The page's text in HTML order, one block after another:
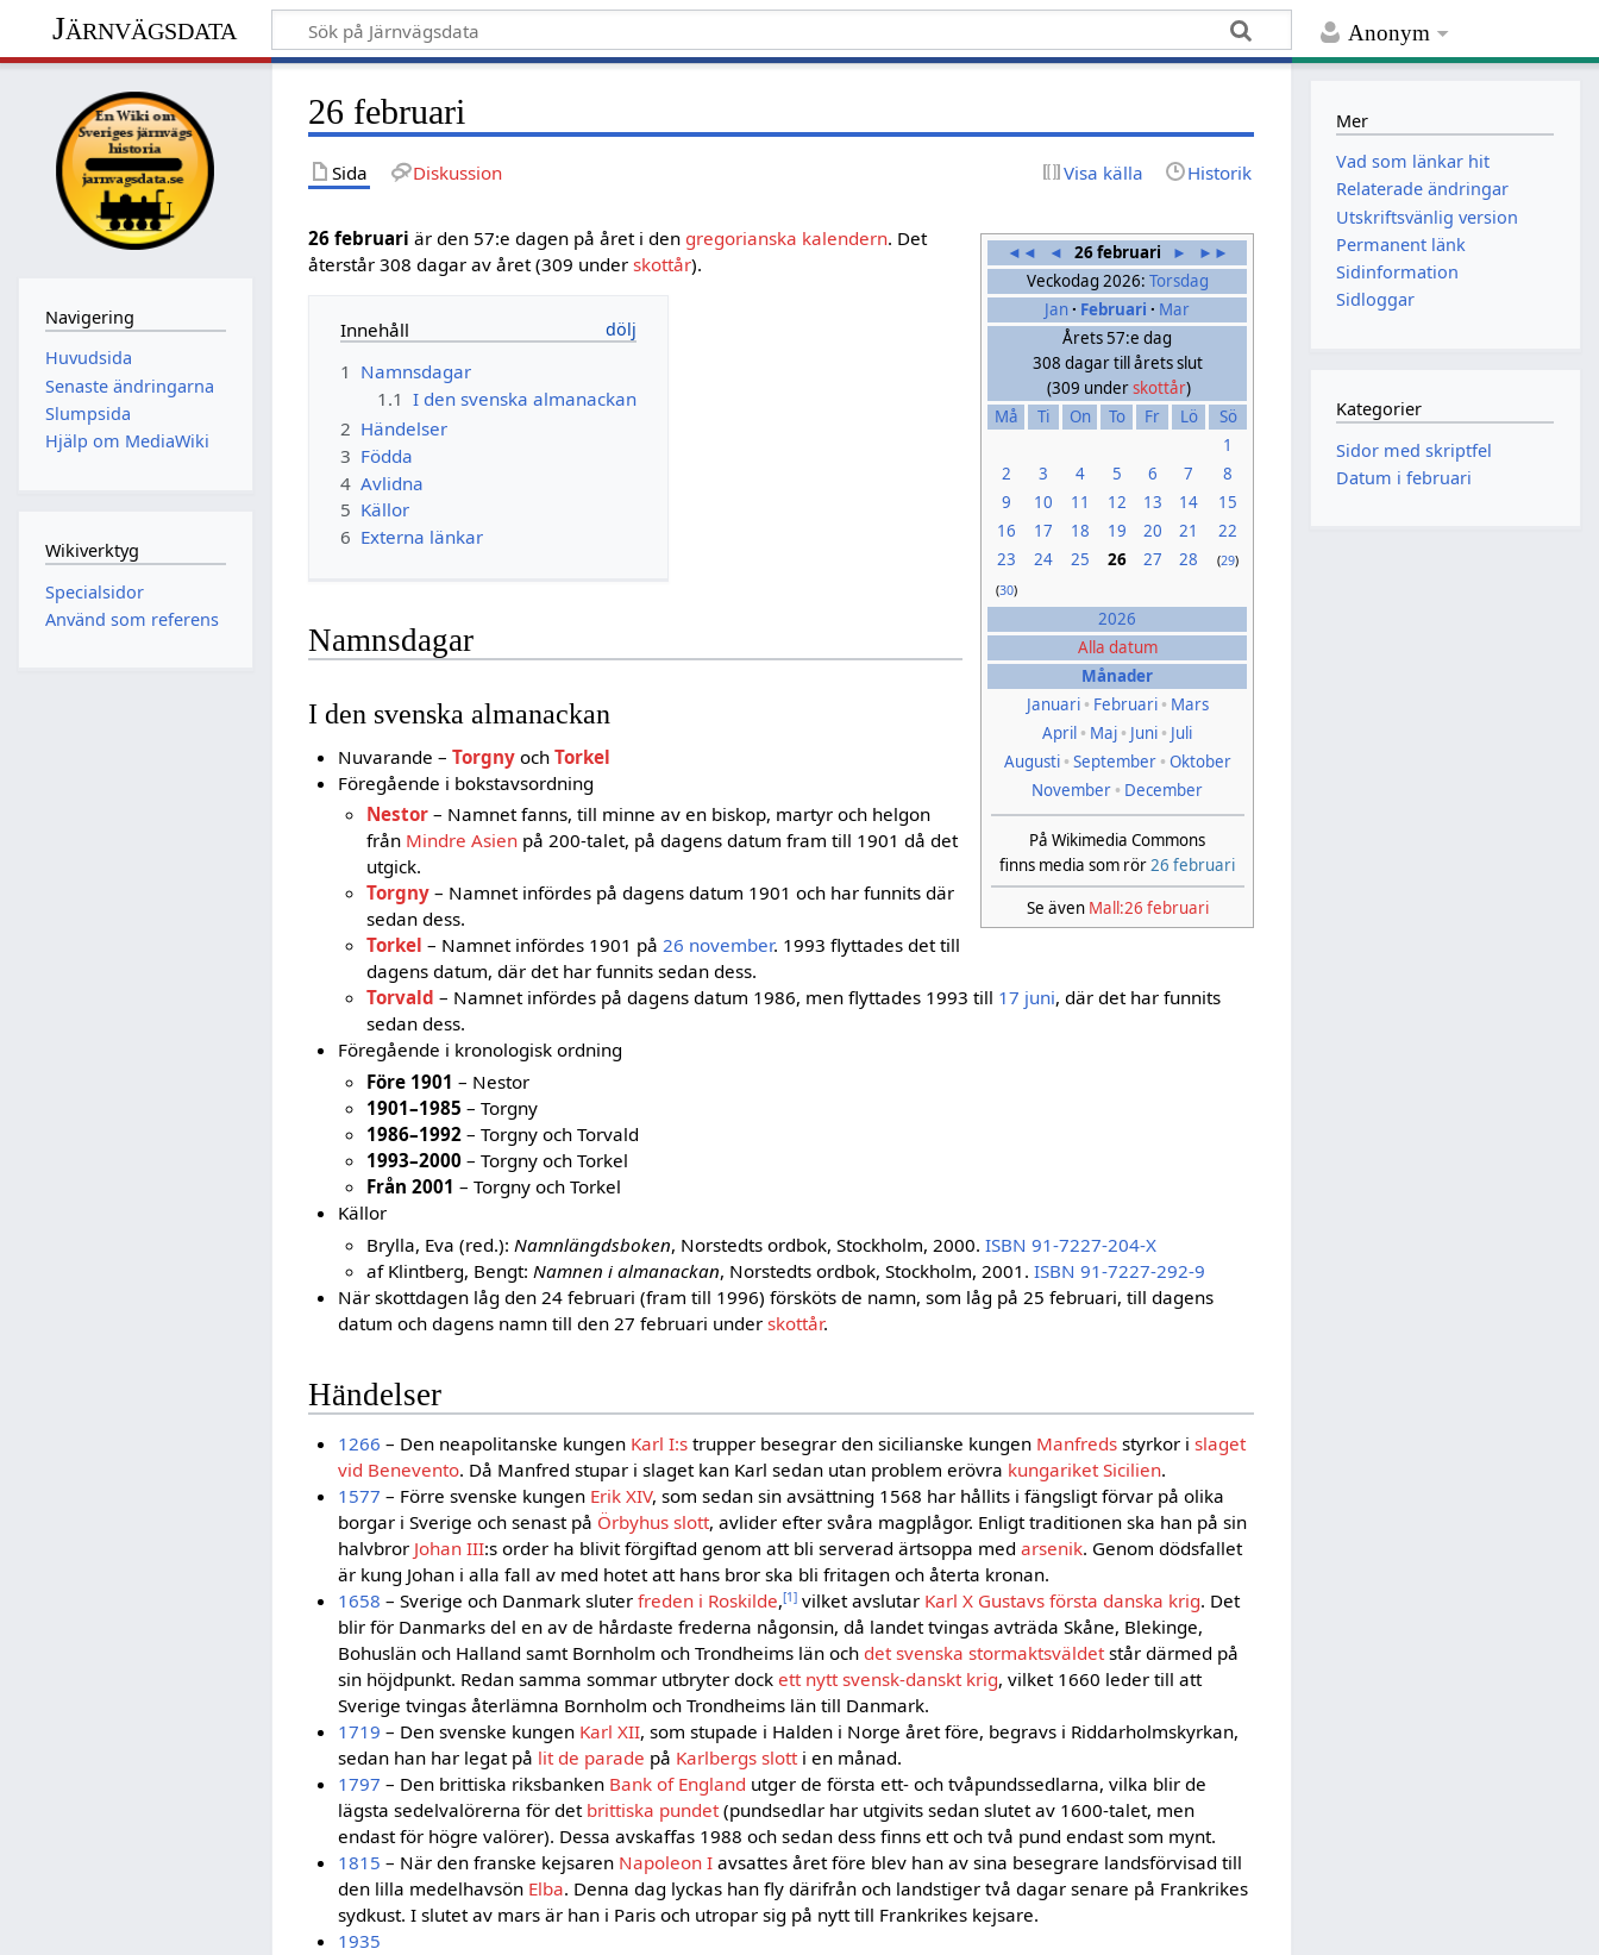
Anonym
Järnvägsdata
26 februari
Sida Diskussion Visa källa Historik
◄◄ ◄ 26 februari ►
►►
Veckodag 2026: Torsdag
Jan · Februari · Mar
Årets 57:e dag
308 dagar till årets slut
(309 underskottår)
Må
Ti On To Fr Lö
Sö
1
2
3 4 5 6 7
8
9
10 11 12 13 14
15
16
17 18 19 20 21
22
23
24 25 26 27 28 (29)
(30)
2026
Alla datum
Månader
Januari • Februari • Mars
April • Maj • Juni • Juli
Augusti • September • Oktober
November • December
På Wikimedia Commons
finns media som rör26 februari
Se även Mall:26 februari
26 februari är den 57:e dagen på året i den gregorianska kalendern. Det
återstår 308 dagar av året (309 underskottår).
Innehåll
1 Namnsdagar
1.1 I den svenska almanackan
2 Händelser
3 Födda
4 Avlidna
5 Källor
6 Externa länkar
Namnsdagar
I den svenska almanackan
Nuvarande – Torgnyoch Torkel
Föregående i bokstavsordning
Nestor – Namnet fanns, till minne av en biskop, martyr och helgon
från Mindre Asien på 200-talet, på dagens datum fram till 1901 då det
utgick.
Torgny – Namnet infördes på dagens datum 1901 och har funnits där
sedan dess.
Torkel – Namnet infördes 1901 på 26 november. 1993 flyttades det till
dagens datum, där det har funnits sedan dess.
Torvald – Namnet infördes på dagens datum 1986, men flyttades 1993 till 17 juni, där det har funnits
sedan dess.
Föregående i kronologisk ordning
Före 1901 – Nestor
1901–1985 – Torgny
1986–1992 – Torgny och Torvald
1993–2000 – Torgny och Torkel
Från 2001 – Torgny och Torkel
Källor
Brylla, Eva (red.): Namnlängdsboken, Norstedts ordbok, Stockholm, 2000. ISBN 91-7227-204-X
af Klintberg, Bengt: Namnen i almanackan, Norstedts ordbok, Stockholm, 2001. ISBN 91-7227-292-9
När skottdagen låg den 24 februari (fram till 1996) försköts de namn, som låg på 25 februari, till dagens
datum och dagens namn till den 27 februari under skottår.
Händelser
1266 – Den neapolitanske kungen Karl I:strupper besegrar den sicilianske kungen Manfredsstyrkor i slaget
vid Benevento. Då Manfred stupar i slaget kan Karl sedan utan problem erövra kungariket Sicilien.
1577 – Förre svenske kungen Erik XIV, som sedan sin avsättning 1568 har hållits i fängsligt förvar på olika
borgar i Sverige och senast på Örbyhus slott, avlider efter svåra magplågor. Enligt traditionen ska han på sin
halvbror Johan III:s order ha blivit förgiftad genom att bli serverad ärtsoppa med arsenik. Genom dödsfallet
är kung Johan i alla fall av med hotet att hans bror ska bli fritagen och återta kronan.
1658 – Sverige och Danmark sluter freden i Roskilde,[1]vilket avslutar Karl X Gustavs första danska krig. Det
blir för Danmarks del en av de hårdaste frederna någonsin, då landet tvingas avträda Skåne, Blekinge,
Bohuslän och Halland samt Bornholm och Trondheims län och det svenska stormaktsväldetstår därmed på
sin höjdpunkt. Redan samma sommar utbryter dock ett nytt svensk-danskt krig, vilket 1660 leder till att
Sverige tvingas återlämna Bornholm och Trondheims län till Danmark.
1719 – Den svenske kungen Karl XII, som stupade i Halden i Norge året före, begravs i Riddarholmskyrkan,
sedan han har legat på lit de parade på Karlbergs slotti en månad.
1797 – Den brittiska riksbanken Bank of England utger de första ett- och tvåpundssedlarna, vilka blir de
lägsta sedelvalörerna för det brittiska pundet(pundsedlar har utgivits sedan slutet av 1600-talet, men
endast för högre valörer). Dessa avskaffas 1988 och sedan dess finns ett och två pund endast som mynt.
1815 – När den franske kejsaren Napoleon Iavsattes året före blev han av sina besegrare landsförvisad till
den lilla medelhavsön Elba. Denna dag lyckas han fly därifrån och landstiger två dagar senare på Frankrikes
sydkust. I slutet av mars är han i Paris och utropar sig på nytt till Frankrikes kejsare.
1935
Navigering
Huvudsida
Senaste ändringarna
Slumpsida
Hjälp om MediaWiki
Wikiverktyg
Specialsidor
Använd som referens
Mer
Vad som länkar hit
Relaterade ändringar
Utskriftsvänlig version
Permanent länk
Sidinformation
Sidloggar
Kategorier
Sidor med skriptfel
Datum i februari